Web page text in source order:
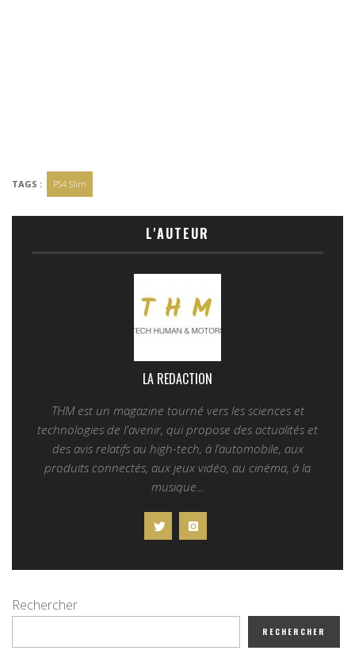
TAGS : PS4 Slim
L'AUTEUR
LA REDACTION
THM est un magazine tourné vers les sciences et
technologies de l'avenir, qui propose des actualités et
des avis relatifs au high-tech, à l’automobile, aux
produits connectés, aux jeux vidéo, au cinéma, à la
musique...
Rechercher
RECHERCHER